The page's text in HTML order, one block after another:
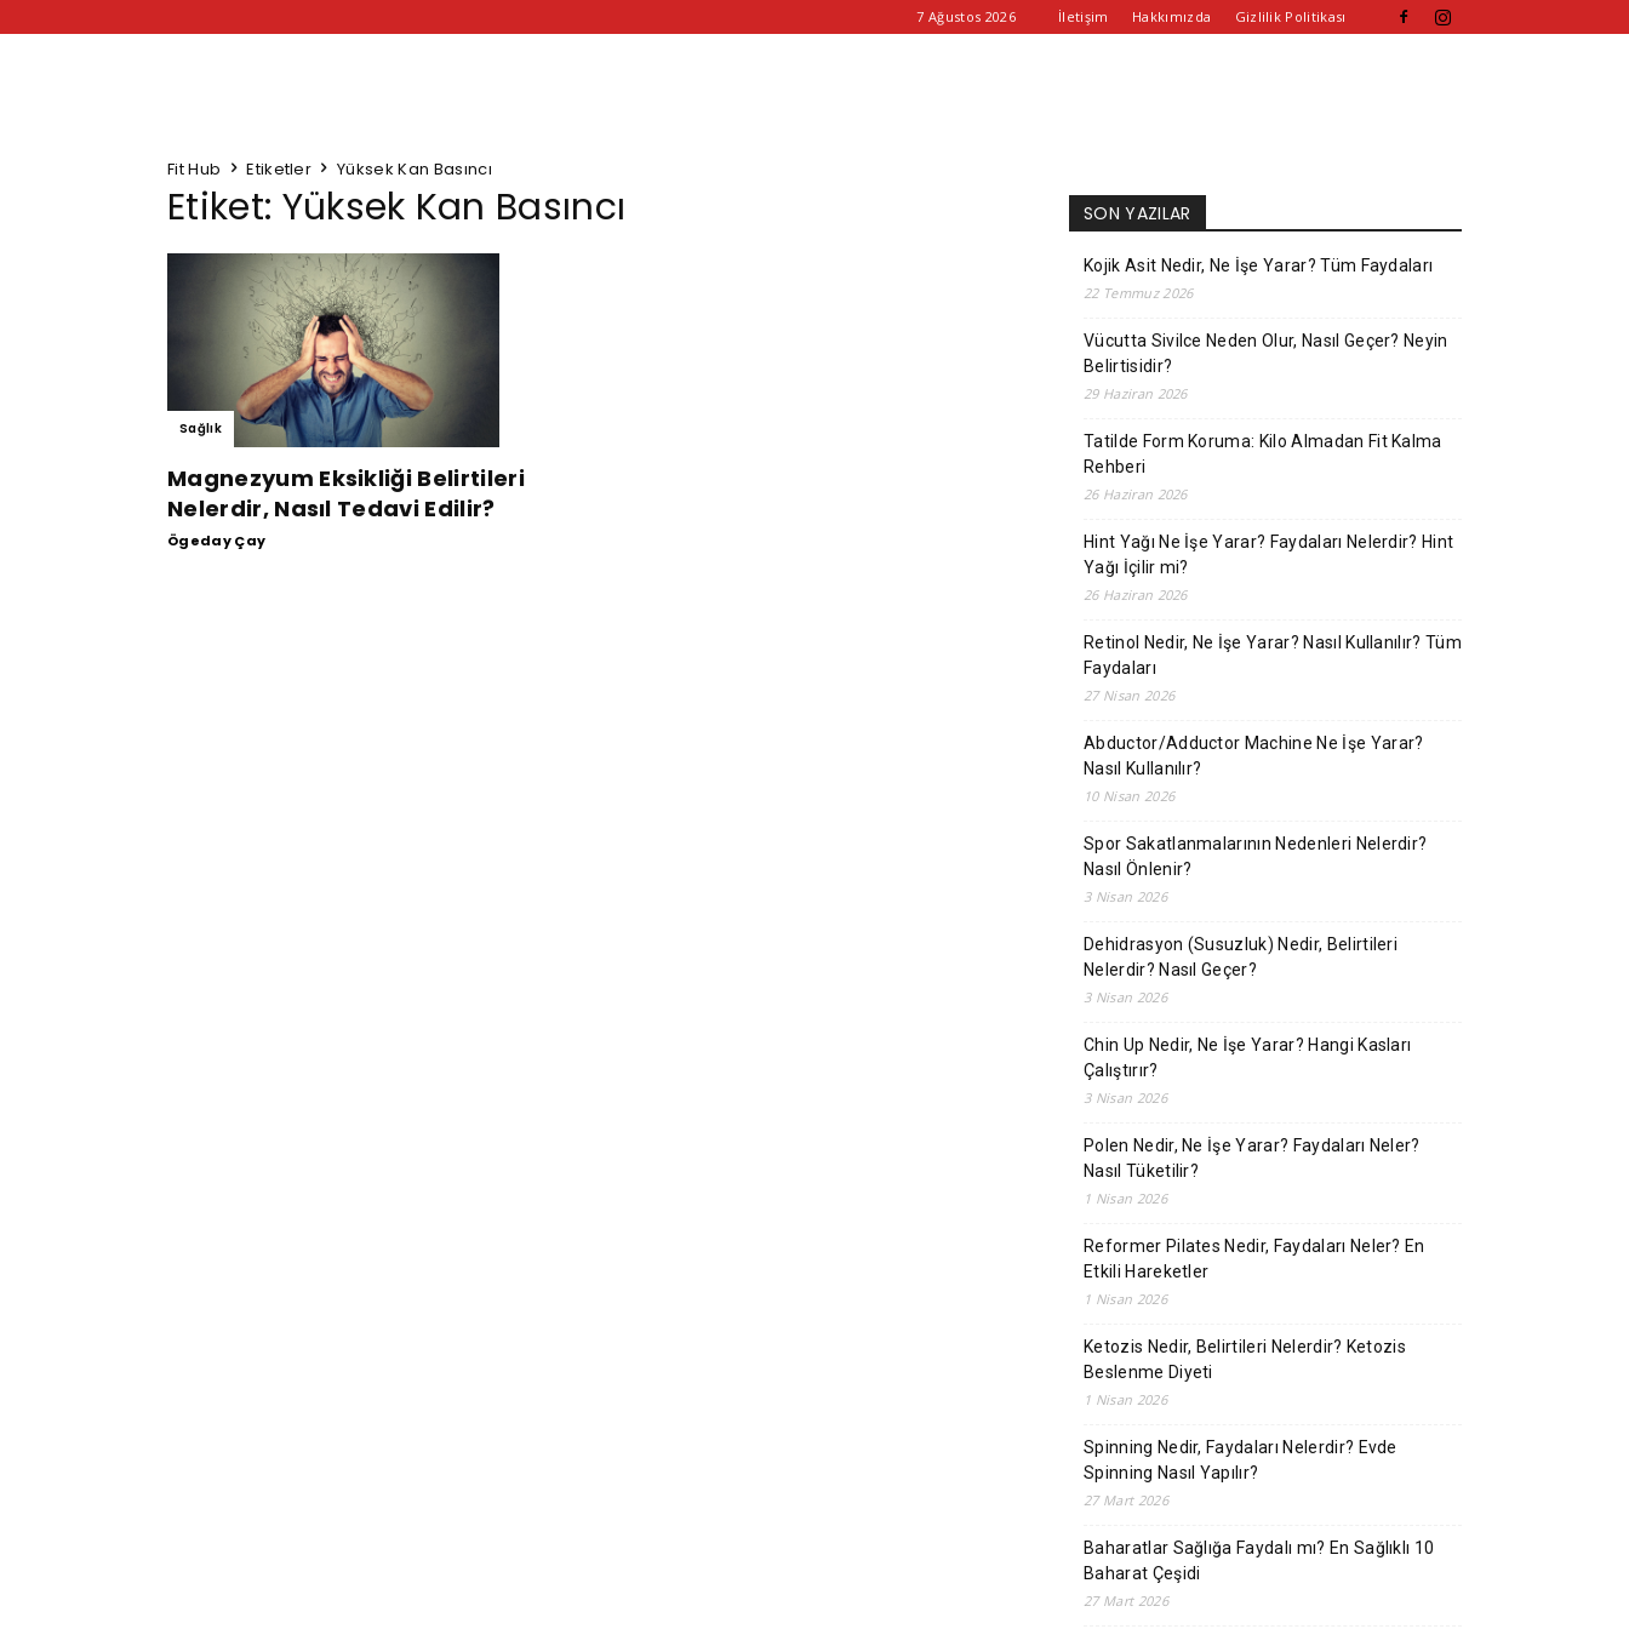
7 Ağustos 2026 İletişim Hakkımızda Gizlilik Politikası
Fit Hub Etiketler Yüksek Kan Basıncı
Etiket: Yüksek Kan Basıncı
Sağlık
Magnezyum Eksikliği Belirtileri
Nelerdir, Nasıl Tedavi Edilir?
Ögeday Çay
SON YAZILAR
Kojik Asit Nedir, Ne İşe Yarar? Tüm Faydaları
22 Temmuz 2026
Vücutta Sivilce Neden Olur, Nasıl Geçer? Neyin
Belirtisidir?
29 Haziran 2026
Tatilde Form Koruma: Kilo Almadan Fit Kalma
Rehberi
26 Haziran 2026
Hint Yağı Ne İşe Yarar? Faydaları Nelerdir? Hint
Yağı İçilir mi?
26 Haziran 2026
Retinol Nedir, Ne İşe Yarar? Nasıl Kullanılır? Tüm
Faydaları
27 Nisan 2026
Abductor/Adductor Machine Ne İşe Yarar?
Nasıl Kullanılır?
10 Nisan 2026
Spor Sakatlanmalarının Nedenleri Nelerdir?
Nasıl Önlenir?
3 Nisan 2026
Dehidrasyon (Susuzluk) Nedir, Belirtileri
Nelerdir? Nasıl Geçer?
3 Nisan 2026
Chin Up Nedir, Ne İşe Yarar? Hangi Kasları
Çalıştırır?
3 Nisan 2026
Polen Nedir, Ne İşe Yarar? Faydaları Neler?
Nasıl Tüketilir?
1 Nisan 2026
Reformer Pilates Nedir, Faydaları Neler? En
Etkili Hareketler
1 Nisan 2026
Ketozis Nedir, Belirtileri Nelerdir? Ketozis
Beslenme Diyeti
1 Nisan 2026
Spinning Nedir, Faydaları Nelerdir? Evde
Spinning Nasıl Yapılır?
27 Mart 2026
Baharatlar Sağlığa Faydalı mı? En Sağlıklı 10
Baharat Çeşidi
27 Mart 2026